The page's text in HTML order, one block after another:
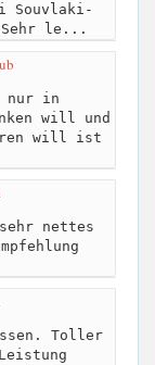
Souvlaki-
Sehr le...
nur in
will und
will ist
nettes
Toller